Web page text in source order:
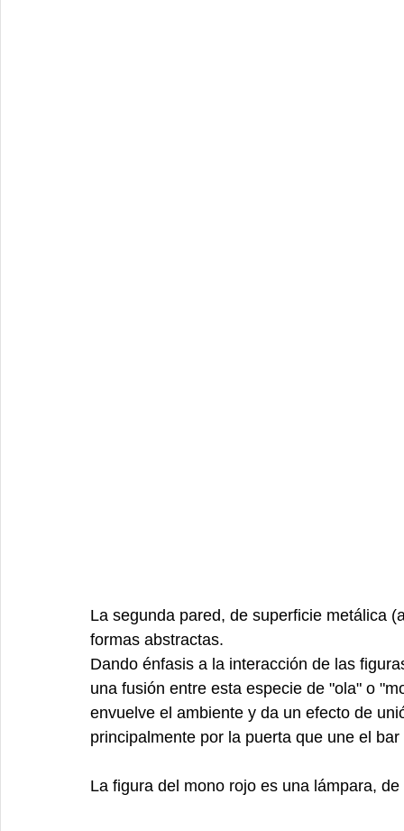
La segunda pared, de superficie metálica
formas abstractas.
Dando énfasis a la interacción de las
una fusión entre esta especie de "ola" o
envuelve el ambiente y da un efecto de
principalmente por la puerta que une el
La figura del mono rojo es una lámpara,